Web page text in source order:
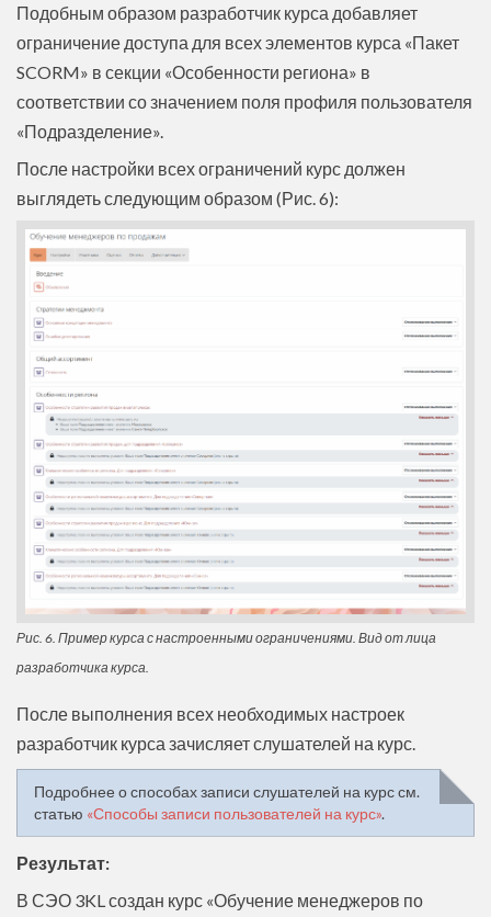
Подобным образом разработчик курса добавляет
ограничение доступа для всех элементов курса «Пакет
SCORM» в секции «Особенности региона» в
соответствии со значением поля профиля пользователя
«Подразделение».
После настройки всех ограничений курс должен
выглядеть следующим образом (Рис. 6):
Рис. 6. Пример курса с настроенными ограничениями. Вид от лица
разработчика курса.
После выполнения всех необходимых настроек
разработчик курса зачисляет слушателей на курс.
Подробнее о способах записи слушателей на курс см.
статью «Способы записи пользователей на курс».
Результат:
В СЭО 3KL создан курс «Обучение менеджеров по